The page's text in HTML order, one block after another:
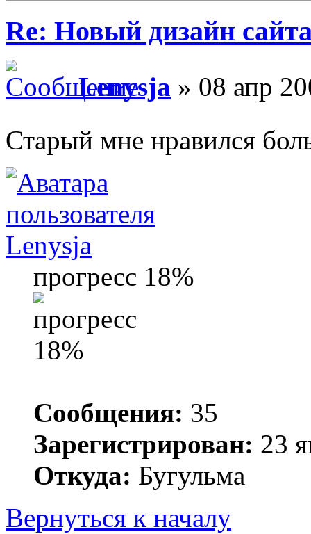
Re: Новый дизайн
Lenysja » 08 апр
Старый мне нравился
Lenysja
прогресс 18%
Сообщения: 35
Зарегистрирован: 23
Откуда: Бугульма
Вернуться к началу